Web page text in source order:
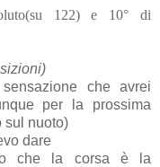
122) e 10° di
che avrei
per la prossima
sul nuoto)
dare
che la corsa è la